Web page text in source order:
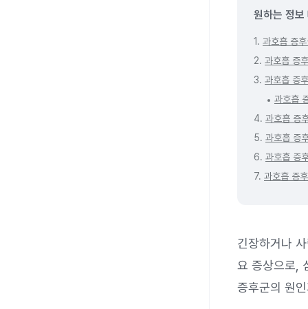
원하는 정보
1. 과호흡 증
2. 과호흡 증
3. 과호흡 증
과호흡
4. 과호흡 증
5. 과호흡 증
6. 과호흡 증
7. 과호흡 증
긴장하거나
요 증상으로,
증후군의 원